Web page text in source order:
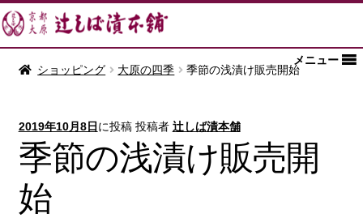
メニュー
ショッピング 大原の四季 季節の浅漬け販売開始
2019年10月8日 に投稿 投稿者 辻しば漬本舗
季節の浅漬け販売開
始